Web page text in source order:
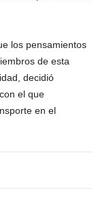
los pensamientos
de esta
decidió
el que
en el